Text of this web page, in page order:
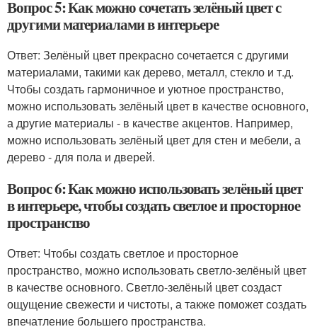
Вопрос 5: Как можно сочетать зелёный цвет с
другими материалами в интерьере
Ответ: Зелёный цвет прекрасно сочетается с другими
материалами, такими как дерево, металл, стекло и т.д.
Чтобы создать гармоничное и уютное пространство,
можно использовать зелёный цвет в качестве основного,
а другие материалы - в качестве акцентов. Например,
можно использовать зелёный цвет для стен и мебели, а
дерево - для пола и дверей.
Вопрос 6: Как можно использовать зелёный цвет
в интерьере, чтобы создать светлое и просторное
пространство
Ответ: Чтобы создать светлое и просторное
пространство, можно использовать светло-зелёный цвет
в качестве основного. Светло-зелёный цвет создаст
ощущение свежести и чистоты, а также поможет создать
впечатление большего пространства.